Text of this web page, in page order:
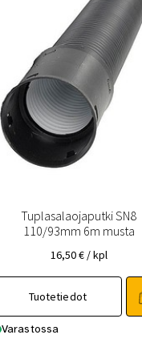
Tuplasalaojaputki SN8
110/93mm 6m musta
16,50€ / kpl
Tuotetiedot
Varastossa